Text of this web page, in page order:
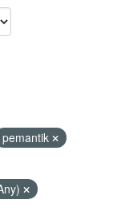
pemantik